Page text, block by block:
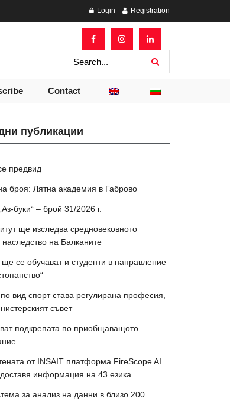
Login Registration
Contact
публикации
предвид
броя: Лятна академия в Габрово
буки“ – брой 31/2026 г.
ще изследва средновековното
наследство на Балканите
ще се обучават и студенти в направление
вид спорт става регулирана професия,
съвет
подкрепата по приобщаващото
от INSAIT платформа FireScope AI
информация на 43 езика
за анализ на данни в близо 200